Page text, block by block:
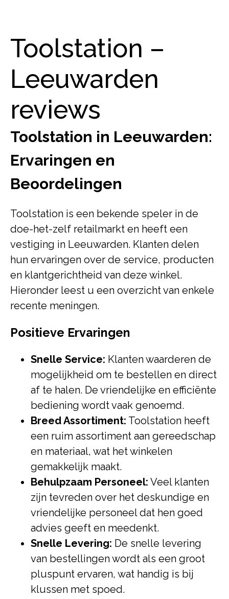
Toolstation –
Leeuwarden
reviews
Toolstation in Leeuwarden:
Ervaringen en
Beoordelingen
Toolstation is een bekende speler in de
doe-het-zelf retailmarkt en heeft een
vestiging in Leeuwarden. Klanten delen
hun ervaringen over de service, producten
en klantgerichtheid van deze winkel.
Hieronder leest u een overzicht van enkele
recente meningen.
Positieve Ervaringen
Snelle Service: Klanten waarderen de
mogelijkheid om te bestellen en direct
af te halen. De vriendelijke en efficiënte
bediening wordt vaak genoemd.
Breed Assortiment: Toolstation heeft
een ruim assortiment aan gereedschap
en materiaal, wat het winkelen
gemakkelijk maakt.
Behulpzaam Personeel: Veel klanten
zijn tevreden over het deskundige en
vriendelijke personeel dat hen goed
advies geeft en meedenkt.
Snelle Levering: De snelle levering
van bestellingen wordt als een groot
pluspunt ervaren, wat handig is bij
klussen met spoed.